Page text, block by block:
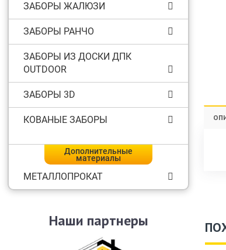
ЗАБОРЫ ЖАЛЮЗИ
ЗАБОРЫ РАНЧО
ЗАБОРЫ ИЗ ДОСКИ ДПК
OUTDOOR
ЗАБОРЫ 3D
КОВАНЫЕ ЗАБОРЫ
Дополнительные
материалы
МЕТАЛЛОПРОКАТ
Наши партнеры